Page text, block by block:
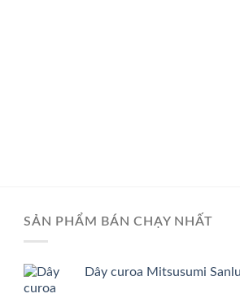
SẢN PHẨM BÁN CHẠY NHẤT
Dây curoa Mitsusumi